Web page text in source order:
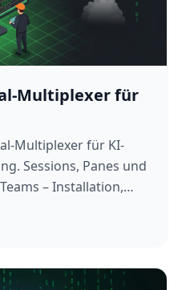
Multiplexer für
Multiplexer für KI-
Sessions, Panes und
– Installation,